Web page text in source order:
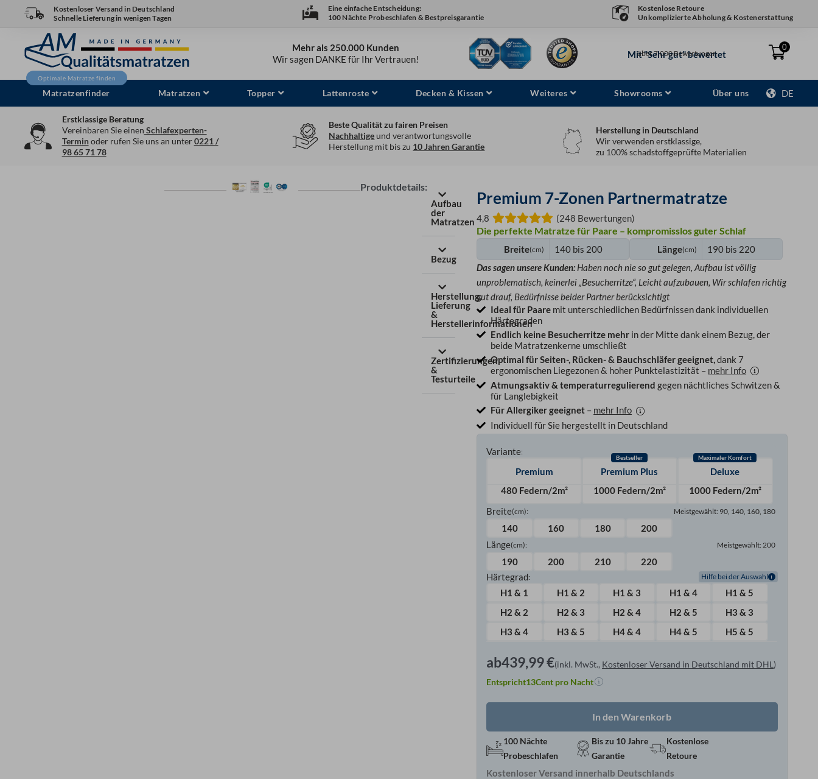
Kostenloser Versand in Deutschland
Schnelle Lieferung in wenigen Tagen
Eine einfache Entscheidung:
100 Nächte Probeschlafen & Bestpreisgarantie
Kostenlose Retoure
Unkomplizierte Abholung & Kostenerstattung
Mehr als 250.000 Kunden
Wir sagen DANKE für Ihr Vertrauen!
Mit "Sehr gut" bewertet
über 7.000 Bewertungen
0
Matratzenfinder Matratzen Topper Lattenroste Decken & Kissen Weiteres Showrooms Über uns DE
Erstklassige Beratung
Vereinbaren Sie einen Schlafexperten-
Terminoder rufen Sie uns an unter0221 /
98 65 71 78
Beste Qualität zu fairen Preisen
Nachhaltige und verantwortungsvolle
Herstellung mit bis zu 10 Jahren Garantie
Herstellung in Deutschland
Wir verwenden erstklassige,
zu 100% schadstoffgeprüfte Materialien
Produktdetails:
Aufbau
der
Matratzen
Bezug
Herstellung,
Lieferung
&
Herstellerinformationen
Zertifizierungen
&
Testurteile
Premium 7-Zonen Partnermatratze
4,8 (248 Bewertungen)
Die perfekte Matratze für Paare – kompromisslos guter Schlaf
Breite(cm) 140 bis 200 Länge(cm)
190 bis 220
Das sagen unsere Kunden: Haben noch nie so gut gelegen, Aufbau ist völlig
unproblematisch, keinerlei „Besucherritze“, Leicht aufzubauen, Wir schlafen richtig
gut drauf, Bedürfnisse beider Partner berücksichtigt
Ideal für Paare mit unterschiedlichen Bedürfnissen dank individuellen
Härtegraden
Endlich keine Besucherritze mehr in der Mitte dank einem Bezug, der
beide Matratzenkerne umschließt
Optimal für Seiten-, Rücken- & Bauchschläfer geeignet,dank 7
ergonomischen Liegezonen & hoher Punktelastizität – mehr Info
Atmungsaktiv & temperaturregulierend gegen nächtliches Schwitzen &
für Langlebigkeit
Für Allergiker geeignet – mehr Info
Individuell für Sie hergestellt in Deutschland
Variante:
Premium
480 Federn/2m²
Bestseller
Premium Plus
1000 Federn/2m²
Maximaler Komfort
Deluxe
1000 Federn/2m²
Breite(cm): Meistgewählt: 90, 140, 160, 180
140 160 180
200
Länge(cm): Meistgewählt: 200
190 200 210
220
Härtegrad: Hilfe bei der Auswahl
H1 & 1 H1 & 2 H1 & 3 H1 & 4
H1 & 5
H2 & 2
H2 & 3 H2 & 4 H2 & 5
H3 & 3
H3 & 4
H3 & 5 H4 & 4 H4 & 5 H5 & 5
ab439,99€(inkl. MwSt., Kostenloser Versand in Deutschland mit DHL)
Entspricht13Cent pro Nacht
In den Warenkorb
100 Nächte
Probeschlafen
Bis zu 10 Jahre
Garantie
Kostenlose
Retoure
Kostenloser Versand innerhalb Deutschlands